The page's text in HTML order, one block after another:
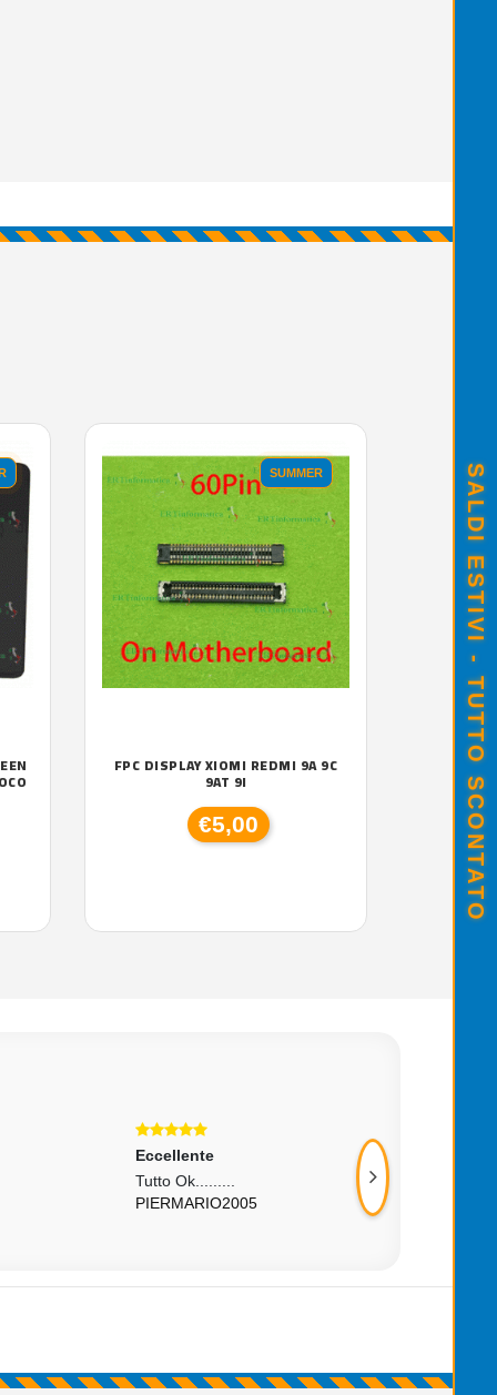
SUMMER
FPC DISPLAY XIOMI REDMI 9A 9C
9AT 9I
€5,00
Eccellente
Tutto Ok.........
PIERMARIO2005
Eccellente
Ottimo
DADO984
SALDI ESTIVI - TUTTO SCONTATO